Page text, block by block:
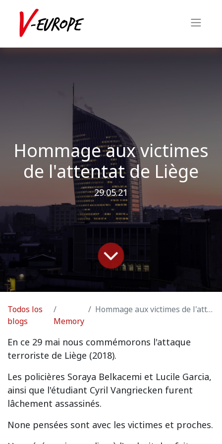
Hommage aux victimes
de l'attentat de Liège
29.05.21
Todos los
blogs
Memory
Hommage aux victimes de l'attentat de Liège
En ce 29 mai nous commémorons l'attaque
terroriste de Liège (2018).
Les policières Soraya Belkacemi et Lucile Garcia,
ainsi que l'étudiant Cyril Vangriecken furent
lâchement assassinés.
None pensées sont avec les victimes et proches.